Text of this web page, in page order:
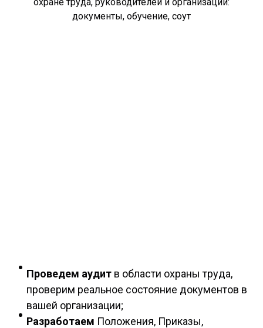
документы, обучение, соут
Проведем аудит в области охраны труда,
проверим реальное состояние документов в
вашей организации;
Разработаем Положения, Приказы,